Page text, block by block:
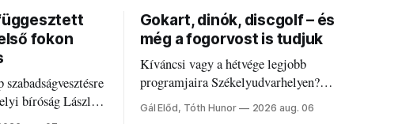
fokon
bíróság László
Gokart, dinók, discgolf – és
még a fogorvost is tudjuk
Kíváncsi vagy a hétvége legjobb
programjaira Székelyudvarhelyen?
Nálunk megtalálod őket – sőt, ha baj van a
fogaddal, a fogorvosi ügyeletet is!
Gál Előd, Tóth Hunor 2026 aug. 06